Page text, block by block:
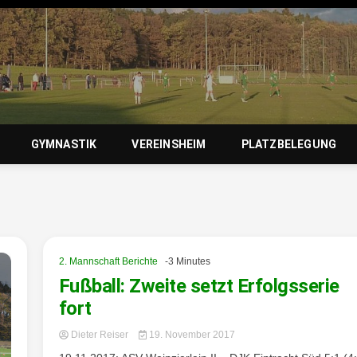
1950
GYMNASTIK VEREINSHEIM PLATZBELEGUNG
2. Mannschaft Berichte -3 Minutes
Fußball: Zweite setzt Erfolgsserie
fort
Dieter Reiser 19. November 2017